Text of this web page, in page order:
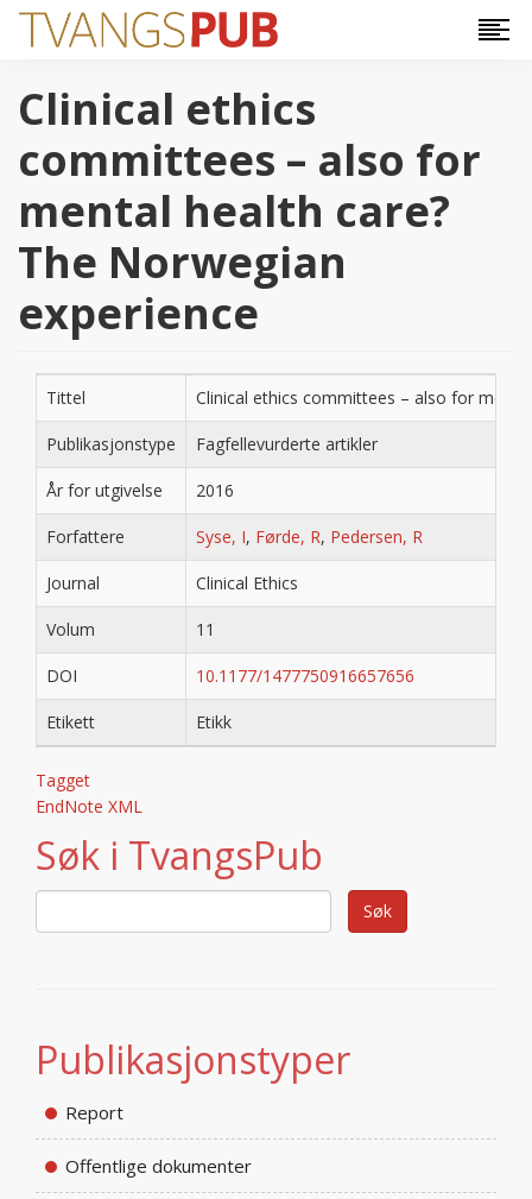
Hopp til hovedinnhold
Clinical ethics
committees – also for
mental health care?
The Norwegian
experience
Tittel Clinical ethics committees – also for
Publikasjonstype Fagfellevurderte artikler
År for utgivelse 2016
Forfattere Syse, I, Førde, R, Pedersen, R
Journal Clinical Ethics
Volum 11
DOI 10.1177/1477750916657656
Etikett Etikk
Tagget
EndNote XML
Søk i TvangsPub
Publikasjonstyper
Report
Offentlige dokumenter